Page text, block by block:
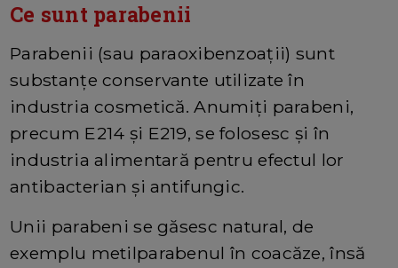
Ce sunt parabenii
Parabenii (sau paraoxibenzoații) sunt
substanțe conservante utilizate în
industria cosmetică. Anumiți parabeni,
precum E214 și E219, se folosesc și în
industria alimentară pentru efectul lor
antibacterian și antifungic.
Unii parabeni se găsesc natural, de
exemplu metilparabenul în coacăze, însă